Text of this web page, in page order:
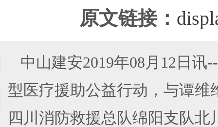
原文链接：
中山建安2019年08月12日讯
型医疗援助公益行动，与谭
四川消防救援总队绵阳支队北